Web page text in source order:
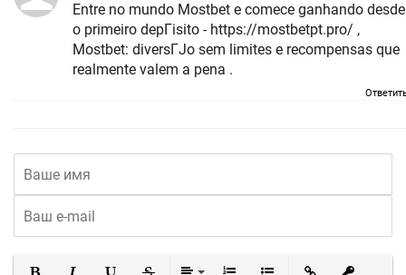
Entre no mundo Mostbet e comece ganhando desde
o primeiro depГіsito - https://mostbetpt.pro/ ,
Mostbet: diversГЈo sem limites e recompensas que
realmente valem a pena .